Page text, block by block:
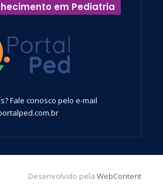
em Pediatria
Fale conosco pelo e-mail
Desenvolvido pela WebContent